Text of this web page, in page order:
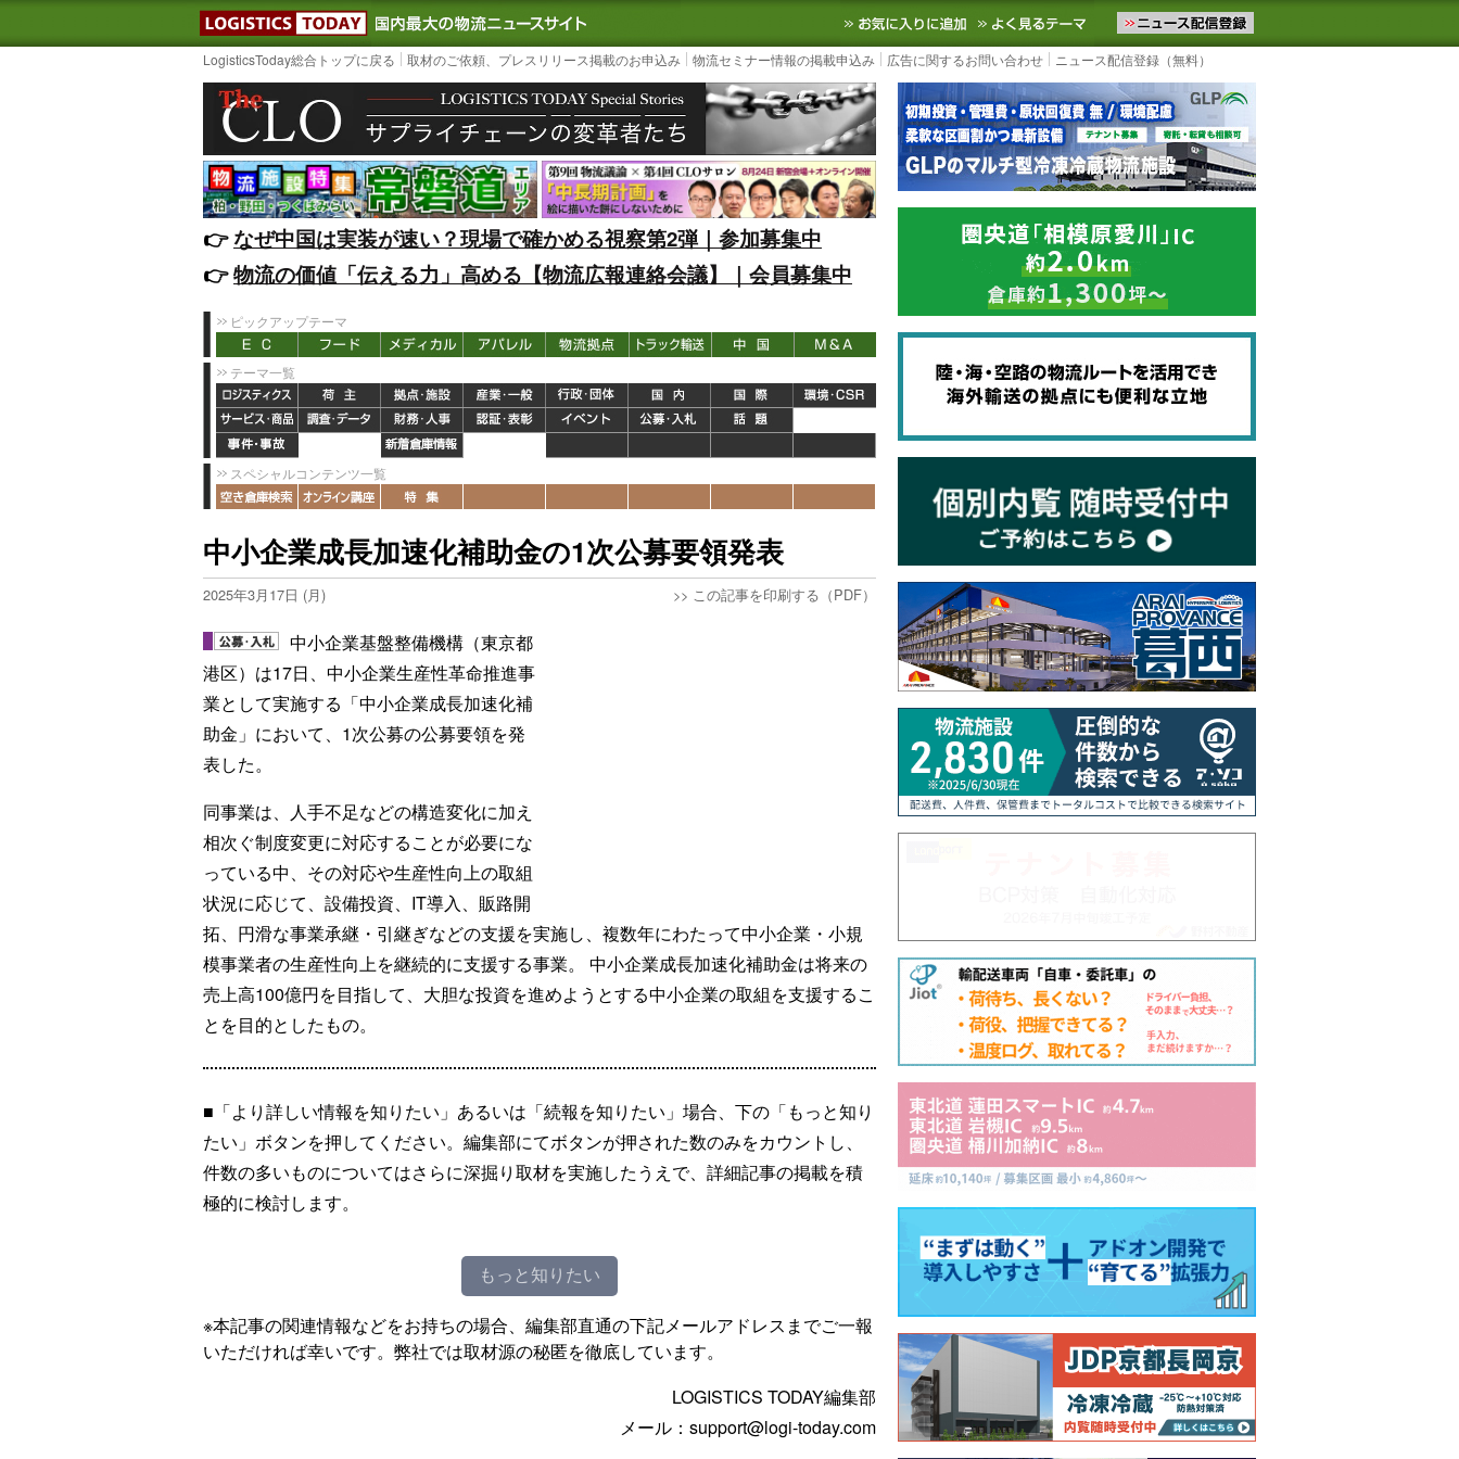
LOGISTICS TODAY｜国内最大の物流ニュースサイト3PL, SCMなど国内外の最新の物流ニュースをお届けします。物流ニュースメール配信を登録す
お気に入りに追加 よく見るテーマ
LogisticsToday総合トップに戻る 取材のご依頼、プレスリリース掲載のお申込み 物流セミナー情報の掲載申込み 広告に関するお問い合わせ ニュース配信登録（無料）
👉️なぜ中国は実装が速い？現場で確かめる視察第2弾｜参加募集中
👉️物流の価値「伝える力」高める【物流広報連絡会議】｜会員募集中
ピックアップテーマ
テーマ一覧
スペシャルコンテンツ一覧
中小企業成長加速化補助金の1次公募要領発表
2025年3月17日 (月) >> この記事を印刷する（PDF）
中小企業基盤整備機構（東京都
港区）は17日、中小企業生産性革命推進事
業として実施する「中小企業成長加速化補
助金」において、1次公募の公募要領を発
表した。
同事業は、人手不足などの構造変化に加え
相次ぐ制度変更に対応することが必要にな
っている中、その対応や生産性向上の取組
状況に応じて、設備投資、IT導入、販路開
拓、円滑な事業承継・引継ぎなどの支援を実施し、複数年にわたって中小企業・小規
模事業者の生産性向上を継続的に支援する事業。 中小企業成長加速化補助金は将来の
売上高100億円を目指して、大胆な投資を進めようとする中小企業の取組を支援するこ
とを目的としたもの。
■「より詳しい情報を知りたい」あるいは「続報を知りたい」場合、下の「もっと知り
たい」ボタンを押してください。編集部にてボタンが押された数のみをカウントし、
件数の多いものについてはさらに深掘り取材を実施したうえで、詳細記事の掲載を積
極的に検討します。
もっと知りたい
※本記事の関連情報などをお持ちの場合、編集部直通の下記メールアドレスまでご一報
いただければ幸いです。弊社では取材源の秘匿を徹底しています。
LOGISTICS TODAY編集部
メール：support@logi-today.com